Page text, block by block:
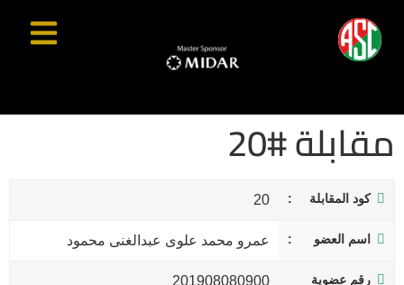
مقابلة #20
كود المقابلة 20
اسم العضو عمرو محمد علوى عبدالغنى محمود
رقم عضوية
201908080900